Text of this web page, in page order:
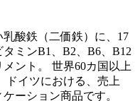
酸鉄（二価鉄）に、17
ミンB1、B2、B6、B12
ント。 世界60カ国以上
ドイツにおける、売上
ーション商品です。